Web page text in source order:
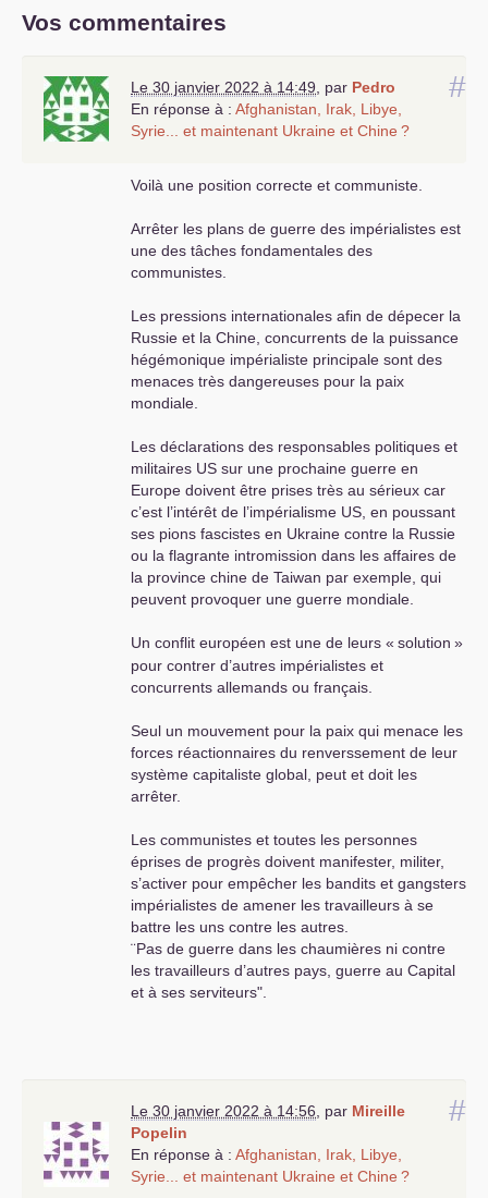
Vos commentaires
#
Le 30 janvier 2022 à 14:49 par Pedro
En réponse à : Afghanistan, Irak, Libye,
Syrie... et maintenant Ukraine et Chine ?
Voilà une position correcte et communiste.
Arrêter les plans de guerre des impérialistes est
une des tâches fondamentales des
communistes.
Les pressions internationales afin de dépecer la
Russie et la Chine, concurrents de la puissance
hégémonique impérialiste principale sont des
menaces très dangereuses pour la paix
mondiale.
Les déclarations des responsables politiques et
militaires US sur une prochaine guerre en
Europe doivent être prises très au sérieux car
c’est l’intérêt de l’impérialisme US , en poussant
ses pions fascistes en Ukraine contre la Russie
ou la flagrante intromission dans les affaires de
la province chine de Taiwan par exemple, qui
peuvent provoquer une guerre mondiale.
Un conflit européen est une de leurs « solution »
pour contrer d’autres impérialistes et
concurrents allemands ou français.
Seul un mouvement pour la paix qui menace les
forces réactionnaires du renverssement de leur
système capitaliste global, peut et doit les
arrêter.
Les communistes et toutes les personnes
éprises de progrès doivent manifester, militer,
s’activer pour empêcher les bandits et gangsters
impérialistes de amener les travailleurs à se
battre les uns contre les autres.
¨Pas de guerre dans les chaumières ni contre
les travailleurs d’autres pays, guerre au Capital
et à ses serviteurs".
#
Le 30 janvier 2022 à 14:56 par Mireille
Popelin
En réponse à : Afghanistan, Irak, Libye,
Syrie... et maintenant Ukraine et Chine ?